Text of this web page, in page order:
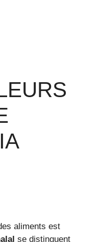
aliments est
se distinguent